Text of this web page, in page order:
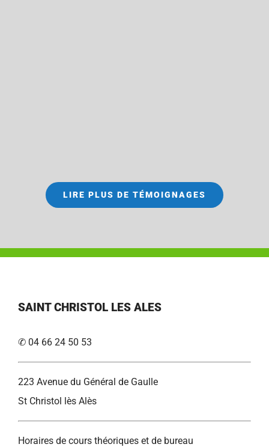
LIRE PLUS DE TÉMOIGNAGES
SAINT CHRISTOL LES ALES
✆ 04 66 24 50 53
223 Avenue du Général de Gaulle
St Christol lès Alès
Horaires de cours théoriques et de bureau